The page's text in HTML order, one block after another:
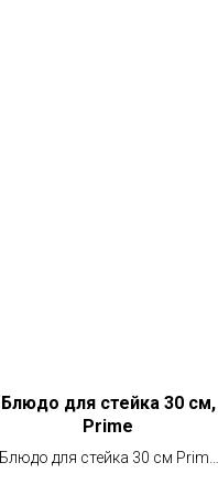
Блюдо для стейка 30 см,
Prime
Блюдо для стейка 30 см Prime